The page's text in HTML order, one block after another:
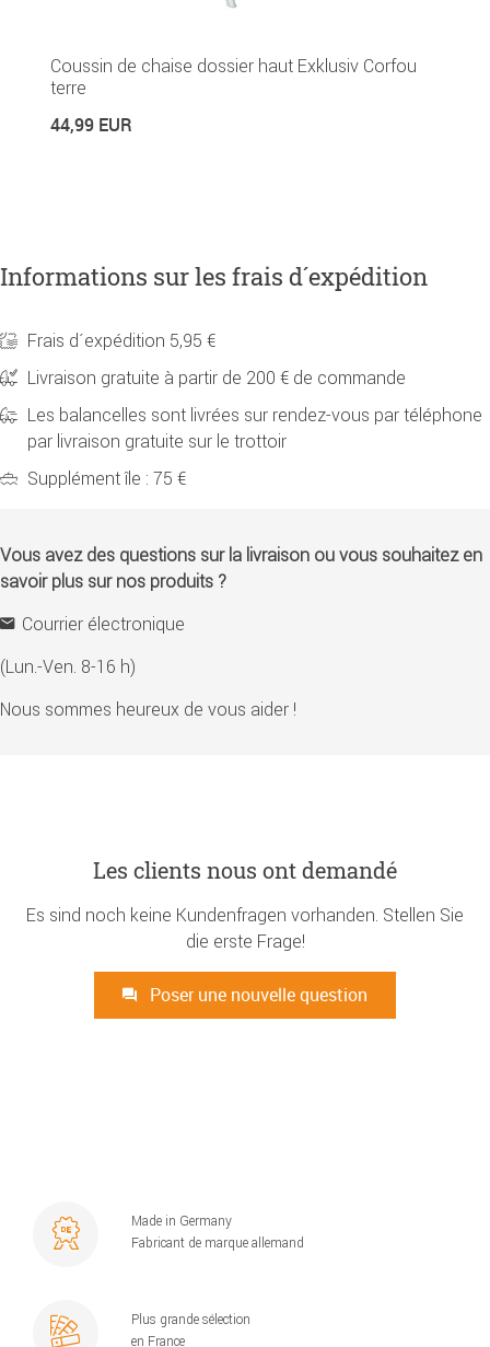
Coussin de chaise dossier haut Exklusiv Corfou
terre
44,99 EUR
Informations sur les frais d´expédition
Frais d´expédition 5,95 €
Livraison gratuite à partir de 200 € de commande
Les balancelles sont livrées sur rendez-vous par téléphone
par livraison gratuite sur le trottoir
Supplément île : 75 €
Vous avez des questions sur la livraison ou vous souhaitez en
savoir plus sur nos produits ?
Courrier électronique
(Lun.-Ven. 8-16 h)
Nous sommes heureux de vous aider !
Les clients nous ont demandé
Es sind noch keine Kundenfragen vorhanden. Stellen Sie
die erste Frage!
Poser une nouvelle question
Made in Germany
Fabricant de marque allemand
Plus grande sélection
en France